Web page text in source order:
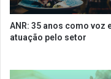
ANR: 35 anos como voz
atuação pelo setor